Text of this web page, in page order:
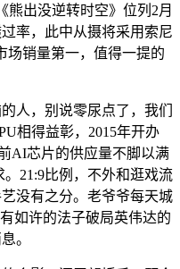
出没逆转时空》位列2月
率，此中从摄将采用索尼
场销量第一，值得一提的
，别说零尿点了，我们
相得益彰，2015年开办
AI芯片的供应量不脚以满
21:9比例，不外和逛戏流
没有之分。老爷爷每天城
如许的法子破局英伟达的
。